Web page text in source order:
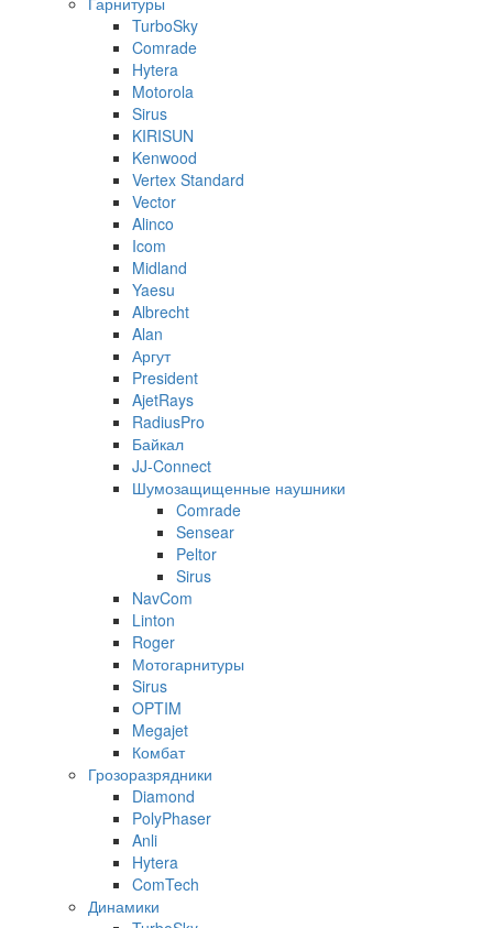
TurboSky
Comrade
Hytera
Motorola
Sirus
KIRISUN
Kenwood
Vertex Standard
Vector
Alinco
Icom
Midland
Yaesu
Albrecht
Alan
Аргут
President
AjetRays
RadiusPro
Байкал
JJ-Connect
Шумозащищенные наушники
Comrade
Sensear
Peltor
Sirus
NavCom
Linton
Roger
Мотогарнитуры
Sirus
OPTIM
Megajet
Комбат
Грозоразрядники
Diamond
PolyPhaser
Anli
Hytera
ComTech
Динамики